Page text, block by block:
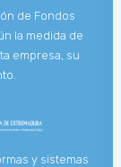
de Fondos
la medida de
empresa, su
y sistemas